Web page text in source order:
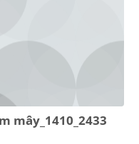
mây_1410_2433